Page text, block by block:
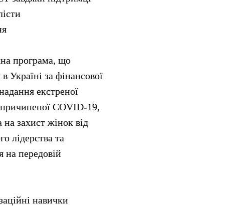
програма, що
за фінансової
екстреної
COVID-19,
на захист жінок від
лідерства та
на передовій
навички